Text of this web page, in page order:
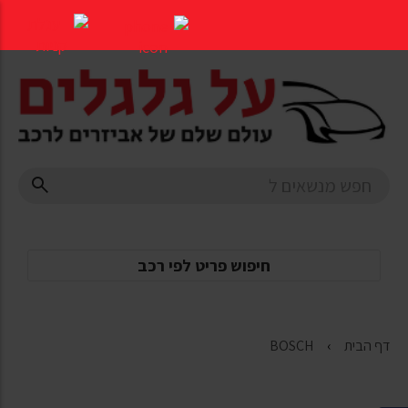
העמוד
חיפוש פריט לפי רכב
דף הבית BOSCH